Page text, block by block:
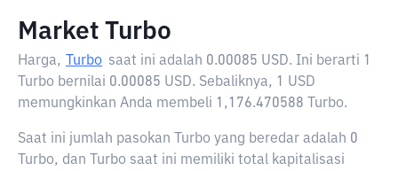
Market Turbo
Harga, Turbo saat ini adalah 0.00085 USD. Ini berarti 1
Turbo bernilai 0.00085 USD. Sebaliknya, 1 USD
memungkinkan Anda membeli 1,176.470588 Turbo.
Saat ini jumlah pasokan Turbo yang beredar adalah 0
Turbo, dan Turbo saat ini memiliki total kapitalisasi